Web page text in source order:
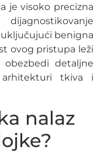
je visoko precizna
benigna
ovog pristupa leži
detaljne
tkiva i
nalaz